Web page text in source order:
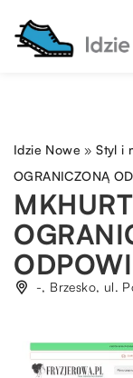
Idzie Nowe »Styl i
OGRANICZONĄ
-, Brzesko, ul.